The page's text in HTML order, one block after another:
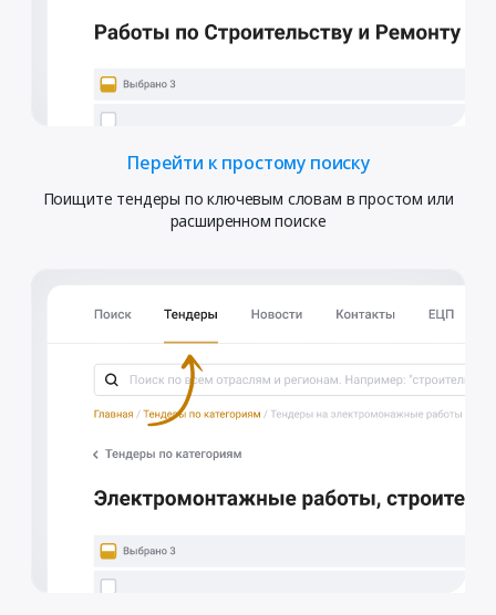
Перейти к простому поиску
Поищите тендеры по ключевым словам в простом или
расширенном поиске